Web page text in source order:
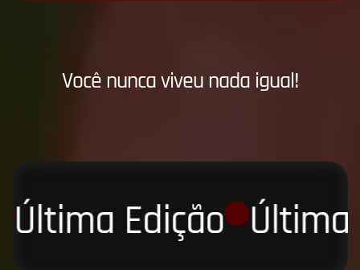
Você nuncaviveu nada igual!
Última Edição Última